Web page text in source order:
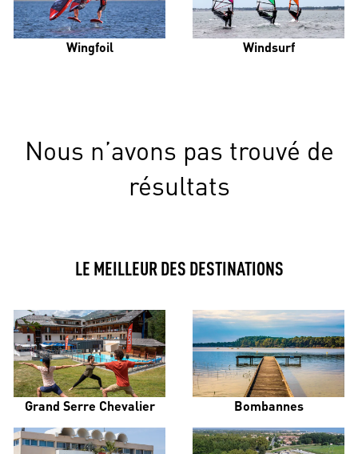
Wingfoil Windsurf
Nous n’avons pas trouvé de
résultats
LE MEILLEUR DES DESTINATIONS
Grand Serre Chevalier Bombannes